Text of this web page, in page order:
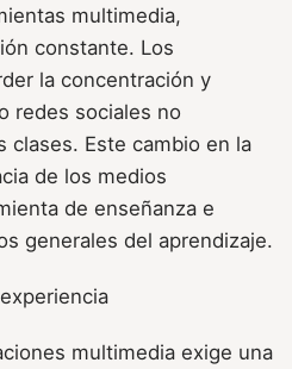
multimedia,
constante. Los
la concentración y
redes sociales no
clases. Este cambio en la
de los medios
de enseñanza e
generales del aprendizaje.
multimedia exige una